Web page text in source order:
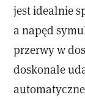
jest idealnie
a napęd
przerwy w
doskonale